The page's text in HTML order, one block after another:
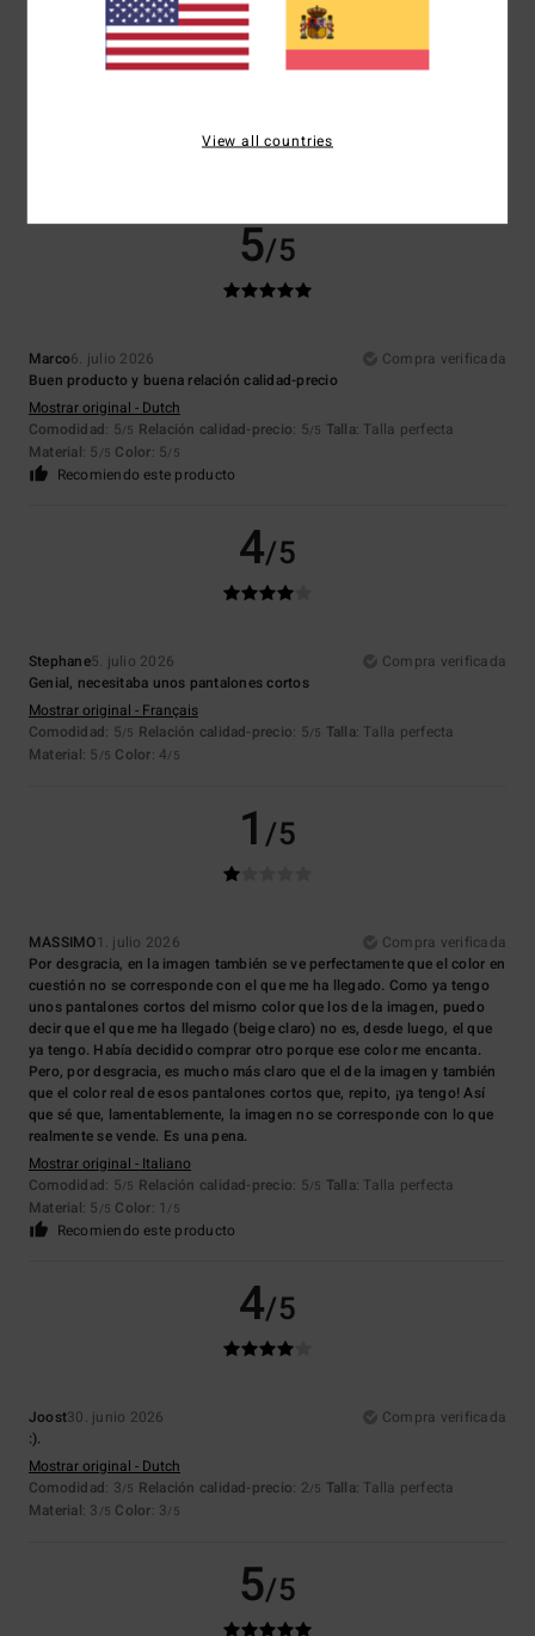
5/5
Marco6. julio 2026
Compra verificada
Buen producto y buena relación calidad-precio
Mostrar original - Dutch
Comodidad: 5/5 Relación calidad-precio: 5/5 Talla: Talla perfecta
Material: 5 /5 Color: 5/5
Recomiendo este producto
4/5
Stephane5. julio 2026
Compra verificada
Genial, necesitaba unos pantalones cortos
Mostrar original - Français
Comodidad: 5/5 Relación calidad-precio: 5/5 Talla: Talla perfecta
Material: 5 /5 Color: 4/5
1/5
MASSIMO1. julio 2026
Compra verificada
Por desgracia, en la imagen también se ve perfectamente que el color en
cuestión no se corresponde con el que me ha llegado. Como ya tengo
unos pantalones cortos del mismo color que los de la imagen, puedo
decir que el que me ha llegado (beige claro) no es, desde luego, el que
ya tengo. Había decidido comprar otro porque ese color me encanta.
Pero, por desgracia, es mucho más claro que el de la imagen y también
que el color real de esos pantalones cortos que, repito, ¡ya tengo! Así
que sé que, lamentablemente, la imagen no se corresponde con lo que
realmente se vende. Es una pena.
Mostrar original - Italiano
Comodidad: 5/5 Relación calidad-precio: 5/5 Talla: Talla perfecta
Material: 5 /5 Color: 1 /5
Recomiendo este producto
4/5
Joost30. junio 2026
Compra verificada
:).
Mostrar original - Dutch
Comodidad: 3/5 Relación calidad-precio: 2/5 Talla: Talla perfecta
Material: 3 /5 Color: 3/5
5/5
View all countries